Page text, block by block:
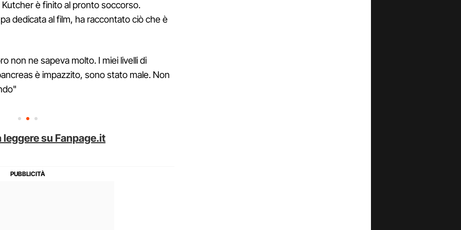
è finito al pronto soccorso.
dedicata al film, ha raccontato ciò che è
non ne sapeva molto. I miei livelli di
è impazzito, sono stato male. Non
leggere su Fanpage.it